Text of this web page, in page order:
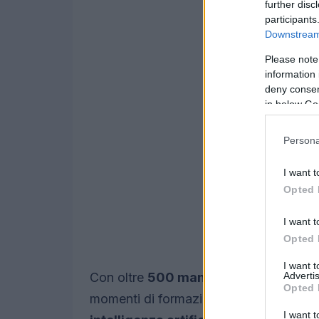
further
Please
information
deny
in below
I want
Opted
I want
Opted
I want
Opted
I want
Con oltre 500 manager 100
momenti di formazione, networking e